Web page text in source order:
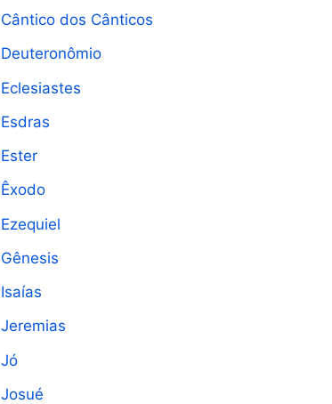
r
Cântico dos Cânticos
Deuteronômio
Eclesiastes
Esdras
Ester
Êxodo
Ezequiel
Gênesis
Isaías
Jeremias
Jó
Josué